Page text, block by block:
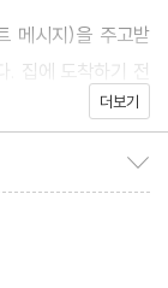
메시지)을 주고받
. 집에 도착하기 전
간 웹페이지에서
시인 걸 깨닫는다.
야말로 도파민에
더보기